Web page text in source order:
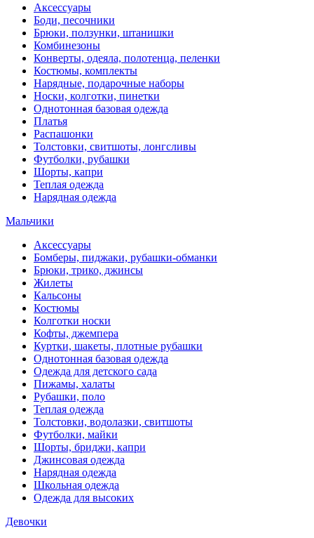
Аксессуары
Боди, песочники
Брюки, ползунки, штанишки
Комбинезоны
Конверты, одеяла, полотенца, пеленки
Костюмы, комплекты
Нарядные, подарочные наборы
Носки, колготки, пинетки
Однотонная базовая одежда
Платья
Распашонки
Толстовки, свитшоты, лонгсливы
Футболки, рубашки
Шорты, капри
Теплая одежда
Нарядная одежда
Мальчики
Аксессуары
Бомберы, пиджаки, рубашки-обманки
Брюки, трико, джинсы
Жилеты
Кальсоны
Костюмы
Колготки носки
Кофты, джемпера
Куртки, шакеты, плотные рубашки
Однотонная базовая одежда
Одежда для детского сада
Пижамы, халаты
Рубашки, поло
Теплая одежда
Толстовки, водолазки, свитшоты
Футболки, майки
Шорты, бриджи, капри
Джинсовая одежда
Нарядная одежда
Школьная одежда
Одежда для высоких
Девочки